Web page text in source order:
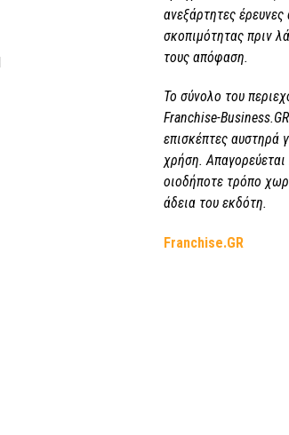
ανεξάρτητες
σκοπιμότητας πριν
τους απόφαση.
Το σύνολο του
Franchise-
επισκέπτες αυστηρά
χρήση.
οιοδήποτε τρόπο
άδεια του εκδότη.
Franchise.GR